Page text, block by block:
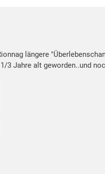
längere
3 Jahre alt geworden..und